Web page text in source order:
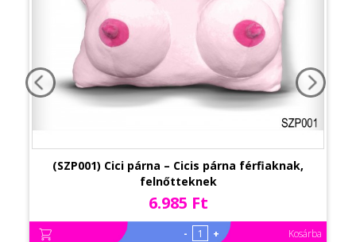
(SZP001) Cici párna – Cicis párna férfiaknak,
felnőtteknek
6.985 Ft
- + Kosárba